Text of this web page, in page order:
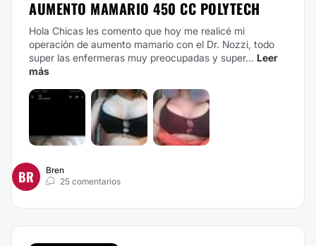
AUMENTO MAMARIO 450 CC POLYTECH
Hola Chicas les comento que hoy me realicé mi
operación de aumento mamario con el Dr. Nozzi, todo
super las enfermeras muy preocupadas y super... Leer
más
BR
Bren
25 comentarios